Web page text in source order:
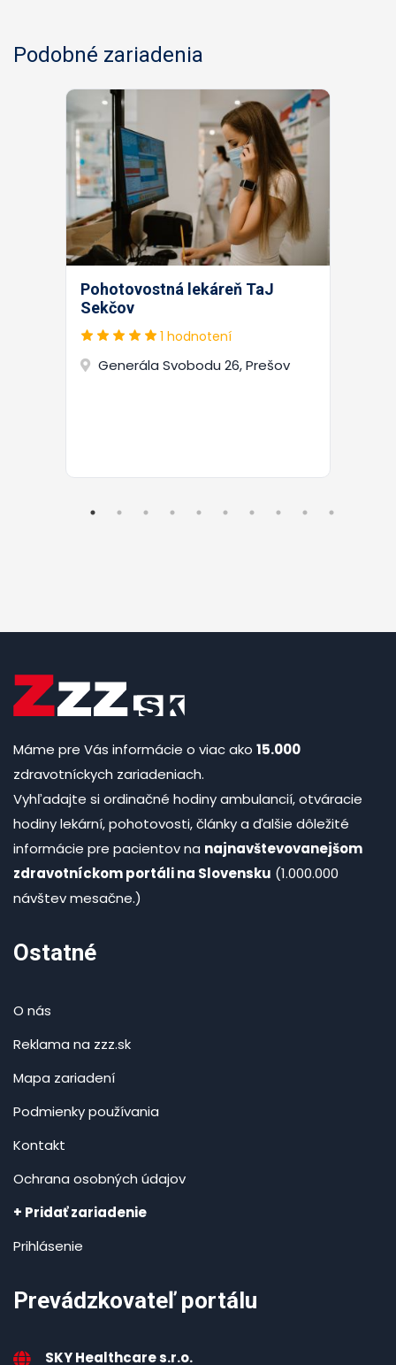
Podobné zariadenia
Pohotovostná lekáreň TaJ
Sekčov
1 hodnotení
Generála Svobodu 26, Prešov
Máme pre Vás informácie o viac ako 15.000
zdravotníckych zariadeniach.
Vyhľadajte si ordinačné hodiny ambulancií, otváracie
hodiny lekární, pohotovosti, články a ďalšie dôležité
informácie pre pacientov na najnavštevovanejšom
zdravotníckom portáli na Slovensku (1.000.000
návštev mesačne.)
Ostatné
O nás
Reklama na zzz.sk
Mapa zariadení
Podmienky používania
Kontakt
Ochrana osobných údajov
+ Pridať zariadenie
Prihlásenie
Prevádzkovateľ portálu
SKY Healthcare s.r.o.